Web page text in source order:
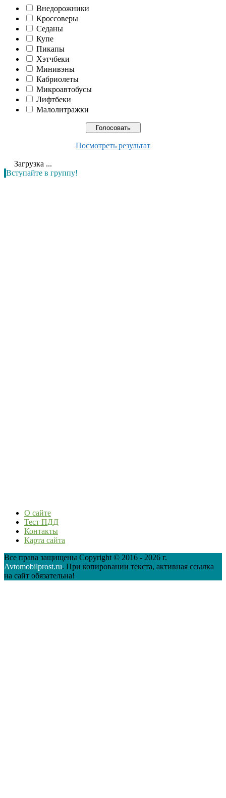
Внедорожники
Кроссоверы
Седаны
Купе
Пикапы
Хэтчбеки
Минивэны
Кабриолеты
Микроавтобусы
Лифтбеки
Малолитражки
Посмотреть результат
Загрузка ...
Вступайте в группу!
О сайте
Тест ПДД
Контакты
Карта сайта
Все права защищены Copyright © 2016 - 2026 г.
Avtomobilprost.ru. При копировании текста, активная ссылка
на сайт обязательна!